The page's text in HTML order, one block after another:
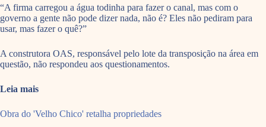
“A firma carregou a água todinha para fazer o canal, mas com o
governo a gente não pode dizer nada, não é? Eles não pediram para
usar, mas fazer o quê?”
A construtora OAS, responsável pelo lote da transposição na área em
questão, não respondeu aos questionamentos.
Leia mais
Obra do 'Velho Chico' retalha propriedades